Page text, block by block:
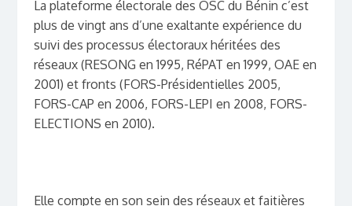
La plateforme électorale des OSC du Bénin c’est
plus de vingt ans d’une exaltante expérience du
suivi des processus électoraux héritées des
réseaux (RESONG en 1995, RéPAT en 1999, OAE en
2001) et fronts (FORS-Présidentielles 2005,
FORS-CAP en 2006, FORS-LEPI en 2008, FORS-
ELECTIONS en 2010).
Elle compte en son sein des réseaux et faitières